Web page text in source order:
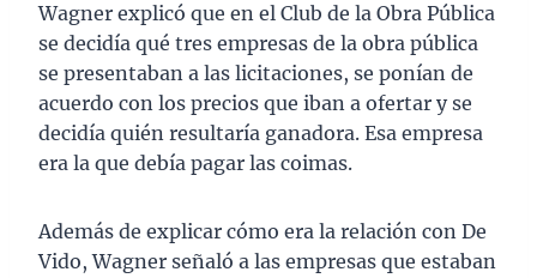
Wagner explicó que en el Club de la Obra Pública
se decidía qué tres empresas de la obra pública
se presentaban a las licitaciones, se ponían de
acuerdo con los precios que iban a ofertar y se
decidía quién resultaría ganadora. Esa empresa
era la que debía pagar las coimas.
Además de explicar cómo era la relación con De
Vido, Wagner señaló a las empresas que estaban